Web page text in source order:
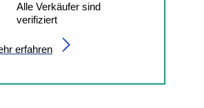
Alle Verkäufer sind
verifiziert
erfahren